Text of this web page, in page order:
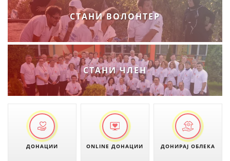
СТАНИ ВОЛОНТЕР
СТАНИ ЧЛЕН
ДОНАЦИИ ONLINE ДОНАЦИИ ДОНИРАЈ ОБЛЕКА